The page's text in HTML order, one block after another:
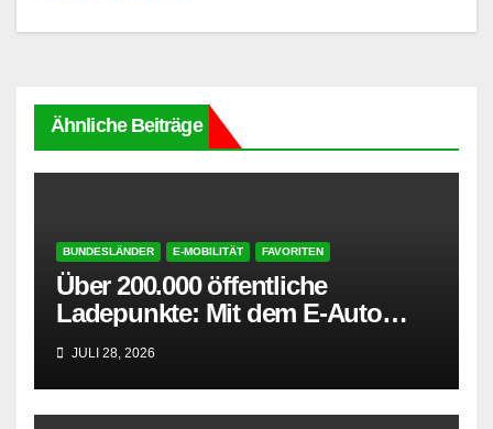
Ähnliche Beiträge
BUNDESLÄNDER E-MOBILITÄT FAVORITEN
Über 200.000 öffentliche
Ladepunkte: Mit dem E-Auto
entspannt in den Sommerurlaub
JULI 28, 2026